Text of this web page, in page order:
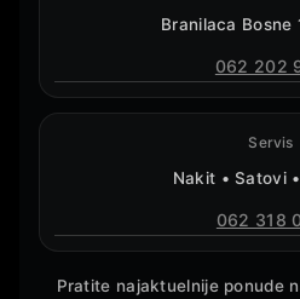
Branilaca Bosne
062 202
Servis
Nakit • Satovi
062 318
Pratite najaktuelnije ponude